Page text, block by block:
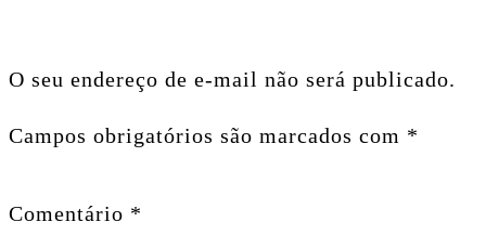
O seu endereço de e-mail não será publicado.
Campos obrigatórios são marcados com *
Comentário *